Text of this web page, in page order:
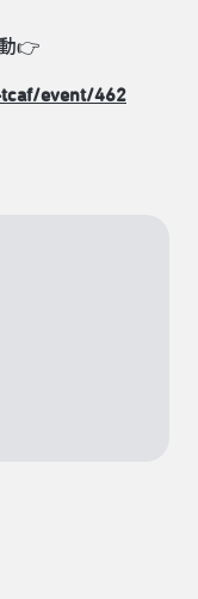
👉
event/462